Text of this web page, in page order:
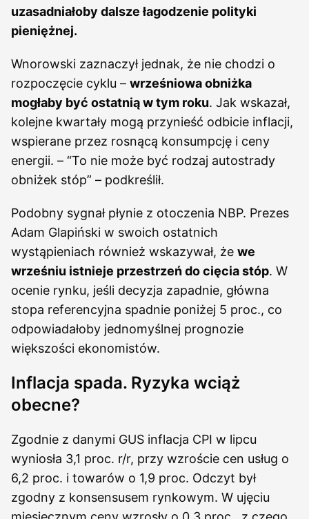
uzasadniałoby dalsze łagodzenie polityki
pieniężnej.
Wnorowski zaznaczył jednak, że nie chodzi o
rozpoczęcie cyklu – wrześniowa obniżka
mogłaby być ostatnią w tym roku. Jak wskazał,
kolejne kwartały mogą przynieść odbicie inflacji,
wspierane przez rosnącą konsumpcję i ceny
energii. – “To nie może być rodzaj autostrady
obniżek stóp” – podkreślił.
Podobny sygnał płynie z otoczenia NBP. Prezes
Adam Glapiński w swoich ostatnich
wystąpieniach również wskazywał, że we
wrześniu istnieje przestrzeń do cięcia stóp. W
ocenie rynku, jeśli decyzja zapadnie, główna
stopa referencyjna spadnie poniżej 5 proc., co
odpowiadałoby jednomyślnej prognozie
większości ekonomistów.
Inflacja spada. Ryzyka wciąż
obecne?
Zgodnie z danymi GUS inflacja CPI w lipcu
wyniosła 3,1 proc. r/r, przy wzroście cen usług o
6,2 proc. i towarów o 1,9 proc. Odczyt był
zgodny z konsensusem rynkowym. W ujęciu